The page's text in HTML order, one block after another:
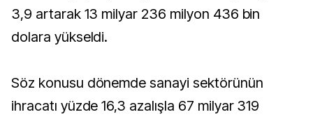
3,9 artarak 13 milyar 236 milyon 436 bin
dolara yükseldi.
Söz konusu dönemde sanayi sektörünün
ihracatı yüzde 16,3 azalışla 67 milyar 319